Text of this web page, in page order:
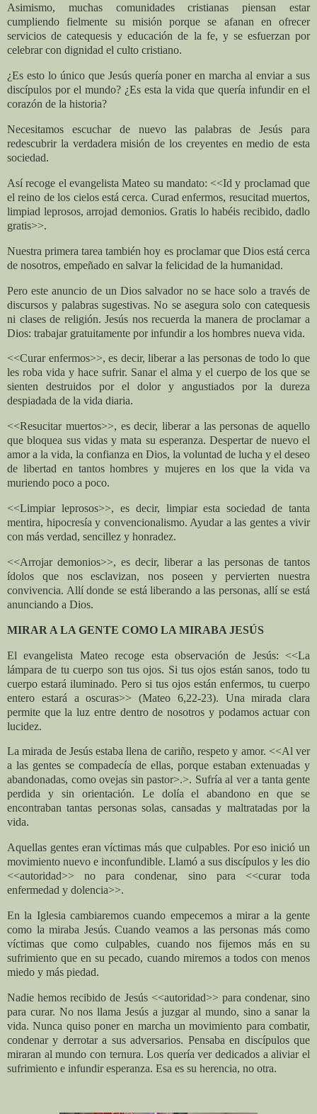
Asimismo, muchas comunidades cristianas piensan estar
cumpliendo fielmente su misión porque se afanan en ofrecer
servicios de catequesis y educación de la fe, y se esfuerzan por
celebrar con dignidad el culto cristiano.
¿Es esto lo único que Jesús quería poner en marcha al enviar a sus
discípulos por el mundo? ¿Es esta la vida que quería infundir en el
corazón de la historia?
Necesitamos escuchar de nuevo las palabras de Jesús para
redescubrir la verdadera misión de los creyentes en medio de esta
sociedad.
Así recoge el evangelista Mateo su mandato: <<Id y proclamad que
el reino de los cielos está cerca. Curad enfermos, resucitad muertos,
limpiad leprosos, arrojad demonios. Gratis lo habéis recibido, dadlo
gratis>>.
Nuestra primera tarea también hoy es proclamar que Dios está cerca
de nosotros, empeñado en salvar la felicidad de la humanidad.
Pero este anuncio de un Dios salvador no se hace solo a través de
discursos y palabras sugestivas. No se asegura solo con catequesis
ni clases de religión. Jesús nos recuerda la manera de proclamar a
Dios: trabajar gratuitamente por infundir a los hombres nueva vida.
<<Curar enfermos>>, es decir, liberar a las personas de todo lo que
les roba vida y hace sufrir. Sanar el alma y el cuerpo de los que se
sienten destruidos por el dolor y angustiados por la dureza
despiadada de la vida diaria.
<<Resucitar muertos>>, es decir, liberar a las personas de aquello
que bloquea sus vidas y mata su esperanza. Despertar de nuevo el
amor a la vida, la confianza en Dios, la voluntad de lucha y el deseo
de libertad en tantos hombres y mujeres en los que la vida va
muriendo poco a poco.
<<Limpiar leprosos>>, es decir, limpiar esta sociedad de tanta
mentira, hipocresía y convencionalismo. Ayudar a las gentes a vivir
con más verdad, sencillez y honradez.
<<Arrojar demonios>>, es decir, liberar a las personas de tantos
ídolos que nos esclavizan, nos poseen y pervierten nuestra
convivencia. Allí donde se está liberando a las personas, allí se está
anunciando a Dios.
MIRAR A LA GENTE COMO LA MIRABA JESÚS
El evangelista Mateo recoge esta observación de Jesús: <<La
lámpara de tu cuerpo son tus ojos. Si tus ojos están sanos, todo tu
cuerpo estará iluminado. Pero si tus ojos están enfermos, tu cuerpo
entero estará a oscuras>> (Mateo 6,22-23). Una mirada clara
permite que la luz entre dentro de nosotros y podamos actuar con
lucidez.
La mirada de Jesús estaba llena de cariño, respeto y amor. <<Al ver
a las gentes se compadecía de ellas, porque estaban extenuadas y
abandonadas, como ovejas sin pastor>.>. Sufría al ver a tanta gente
perdida y sin orientación. Le dolía el abandono en que se
encontraban tantas personas solas, cansadas y maltratadas por la
vida.
Aquellas gentes eran víctimas más que culpables. Por eso inició un
movimiento nuevo e inconfundible. Llamó a sus discípulos y les dio
<<autoridad>> no para condenar, sino para <<curar toda
enfermedad y dolencia>>.
En la Iglesia cambiaremos cuando empecemos a mirar a la gente
como la miraba Jesús. Cuando veamos a las personas más como
víctimas que como culpables, cuando nos fijemos más en su
sufrimiento que en su pecado, cuando miremos a todos con menos
miedo y más piedad.
Nadie hemos recibido de Jesús <<autoridad>> para condenar, sino
para curar. No nos llama Jesús a juzgar al mundo, sino a sanar la
vida. Nunca quiso poner en marcha un movimiento para combatir,
condenar y derrotar a sus adversarios. Pensaba en discípulos que
miraran al mundo con ternura. Los quería ver dedicados a aliviar el
sufrimiento e infundir esperanza. Esa es su herencia, no otra.